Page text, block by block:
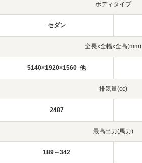
ボディタイプ
セダン
全長x全幅x全高(mm)
5140×1920×1560 他
排気量(cc)
2487
最高出力(馬力)
189～342